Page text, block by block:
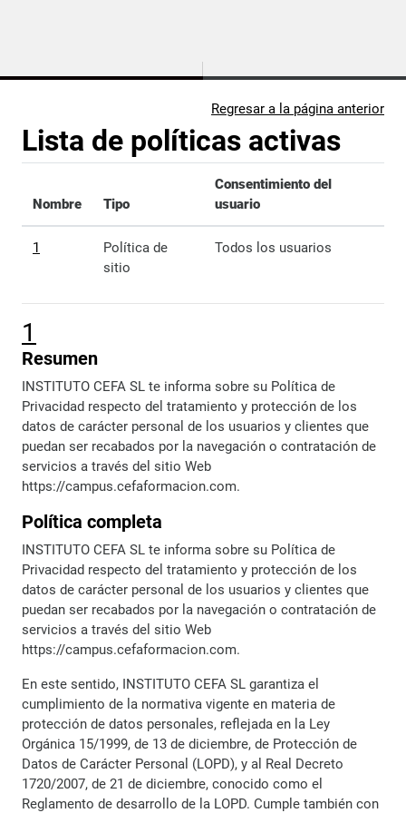
Regresar a la página anterior
Lista de políticas activas
Nombre Tipo
Consentimiento del
usuario
1
Política de
sitio
Todos los usuarios
1
Resumen
INSTITUTO CEFA SL te informa sobre su Política de
Privacidad respecto del tratamiento y protección de los
datos de carácter personal de los usuarios y clientes que
puedan ser recabados por la navegación o contratación de
servicios a través del sitio Web
https://campus.cefaformacion.com.
Política completa
INSTITUTO CEFA SL te informa sobre su Política de
Privacidad respecto del tratamiento y protección de los
datos de carácter personal de los usuarios y clientes que
puedan ser recabados por la navegación o contratación de
servicios a través del sitio Web
https://campus.cefaformacion.com.
En este sentido, INSTITUTO CEFA SL garantiza el
cumplimiento de la normativa vigente en materia de
protección de datos personales, reflejada en la Ley
Orgánica 15/1999, de 13 de diciembre, de Protección de
Datos de Carácter Personal (LOPD), y al Real Decreto
1720/2007, de 21 de diciembre, conocido como el
Reglamento de desarrollo de la LOPD. Cumple también con